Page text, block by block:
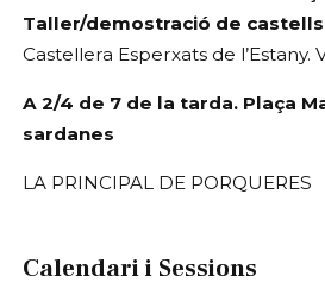
Taller/demostració de castells
Castellera Esperxats de l’Estany.
A 2/4 de 7 de la tarda. Plaça
sardanes
LA PRINCIPAL DE PORQUERES
Calendari i Sessions